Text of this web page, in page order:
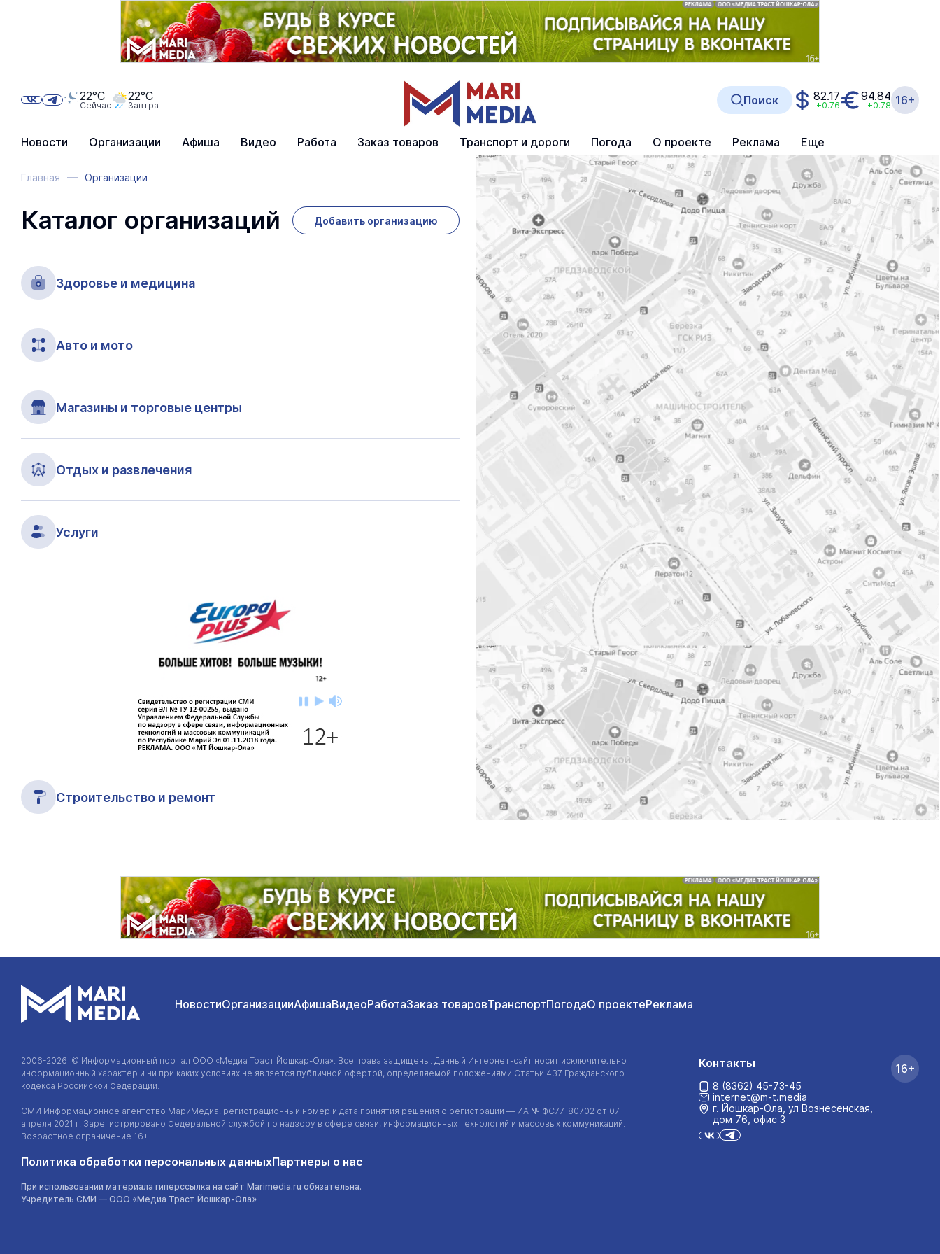
Новости Организации Афиша Видео Работа Заказ товаров Транспорт и дороги Погода О проекте Реклама Еще
22°C
Сейчас
22°C
Завтра Поиск 82.17
+0.76
94.84
+0.78 16+
Главная Организации
Каталог организаций Добавить организацию
Здоровье и медицина
Авто и мото
Магазины и торговые центры
Отдых и развлечения
Услуги
Строительство и ремонт
Где поесть
Доставка на дом и в офис
НовостиОрганизацииАфишаВидеоРаботаЗаказ товаровТранспортПогодаО проектеРеклама
2006-2026 © Информационный портал ООО «Медиа Траст Йошкар-Ола». Все права защищены. Данный Интернет-сайт носит исключительно
информационный характер и ни при каких условиях не является публичной офертой, определяемой положениями Статьи 437 Гражданского
кодекса Российской Федерации.
СМИ Информационное агентство МариМедиа, регистрационный номер и дата принятия решения о регистрации — ИА № ФС77-80702 от 07
апреля 2021 г. Зарегистрировано Федеральной службой по надзору в сфере связи, информационных технологий и массовых коммуникаций.
Возрастное ограничение 16+.
Политика обработки персональных данныхПартнеры о нас
При использовании материала гиперссылка на сайт Marimedia.ru обязательна.
Учредитель СМИ — ООО «Медиа Траст Йошкар-Ола»
Контакты
8 (8362) 45-73-45
internet@m-t.media
г. Йошкар‑Ола, ул Вознесенская,
дом 76, офис 3
16+